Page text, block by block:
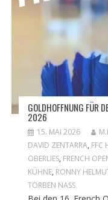
GOLDHOFFNUNG FÜR
2026
15. MAI 2026
DAVID ZENTARRA, FFC
OBERLIES, FRENCH
KÜHNE, RONNY
TORBEN NASS